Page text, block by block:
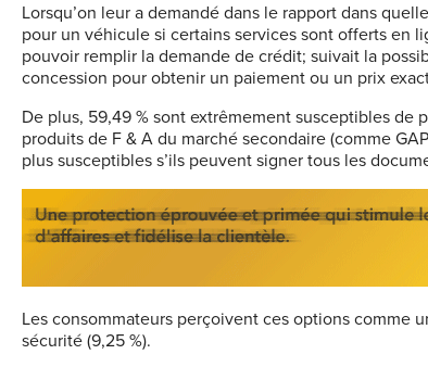
Lorsqu’on leur a demandé dans le rapport dans
pour un véhicule si certains services sont offerts en
pouvoir remplir la demande de crédit; suivait la
concession pour obtenir un paiement ou un prix
De plus, 59,49 % sont extrêmement susceptibles de
produits de F & A du marché secondaire (comme
plus susceptibles s’ils peuvent signer tous les
Les consommateurs perçoivent ces options comme
sécurité (9,25 %).